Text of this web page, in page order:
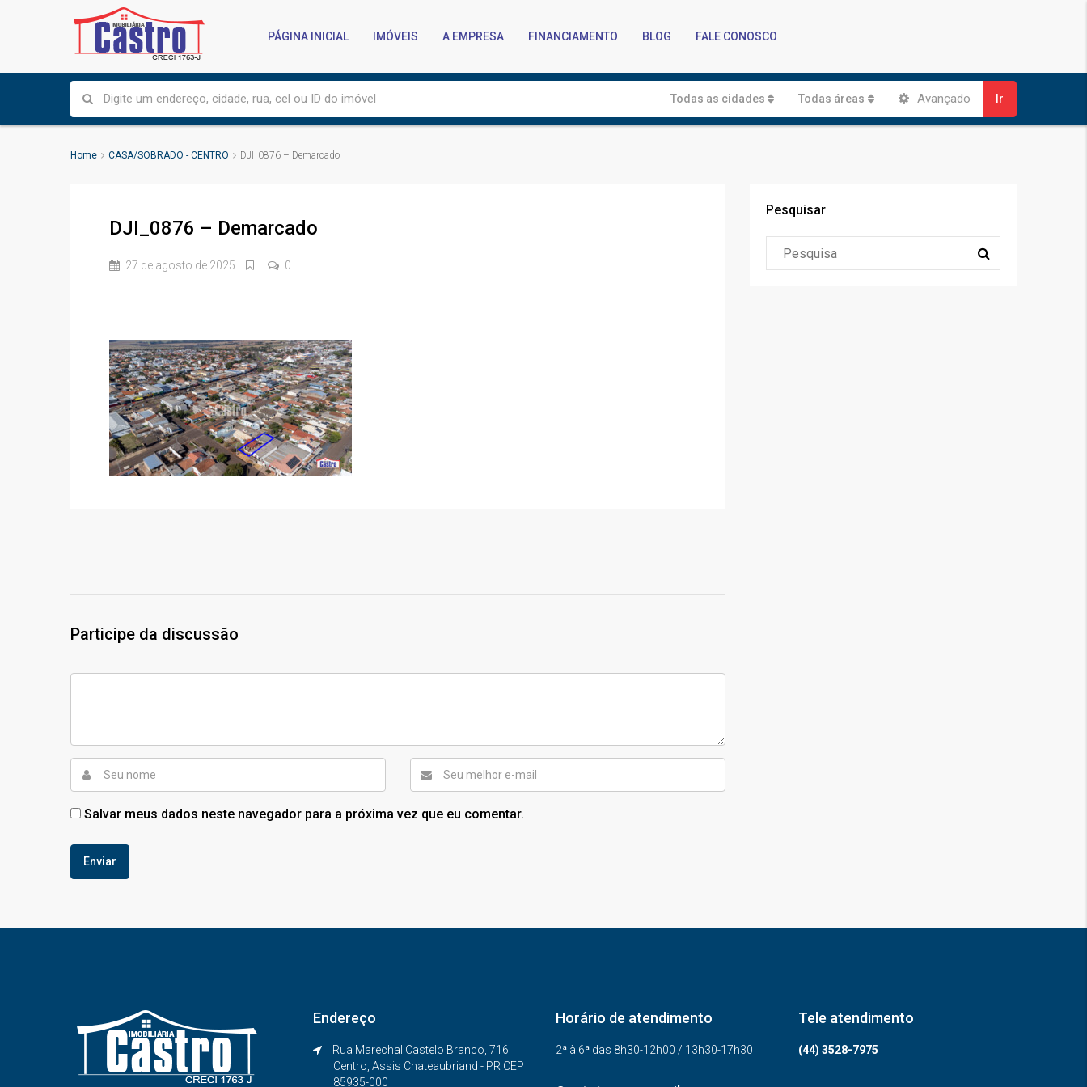
PÁGINA INICIAL IMÓVEIS A EMPRESA FINANCIAMENTO BLOG FALE CONOSCO
Todas as cidades Todas áreas Avançado Ir
Home CASA/SOBRADO - CENTRO DJI_0876 – Demarcado
DJI_0876 – Demarcado
27 de agosto de 2025 0
Participe da discussão
Salvar meus dados neste navegador para a próxima vez que eu comentar.
Pesquisar
Endereço
Rua Marechal Castelo Branco, 716
Centro, Assis Chateaubriand - PR CEP
85935-000
Horário de atendimento
2ª à 6ª das 8h30-12h00 / 13h30-17h30
Tele atendimento
(44) 3528-7975